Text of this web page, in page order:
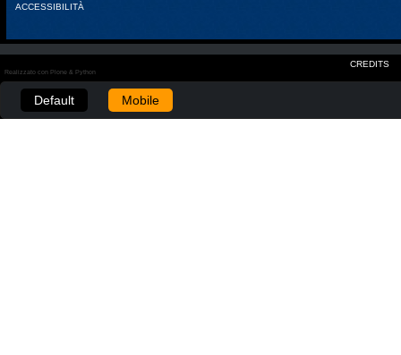
ACCESSIBILITÀ
CREDITS
Realizzato con Plone & Python
Default Mobile